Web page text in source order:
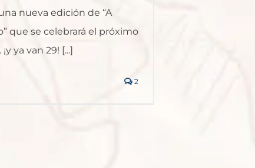
nueva edición de “A
que se celebrará el próximo
ya van 29! [...]
2